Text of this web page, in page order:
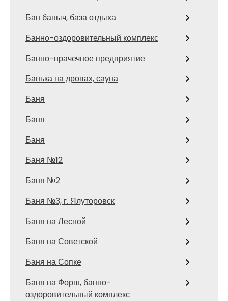
Бан баныч, база отдыха
Банно-оздоровительный комплекс
Банно-прачечное предприятие
Банька на дровах, сауна
Баня
Баня
Баня
Баня №12
Баня №2
Баня №3, г. Ялуторовск
Баня на Лесной
Баня на Советской
Баня на Сопке
Баня на Форш, банно-
оздоровительный комплекс